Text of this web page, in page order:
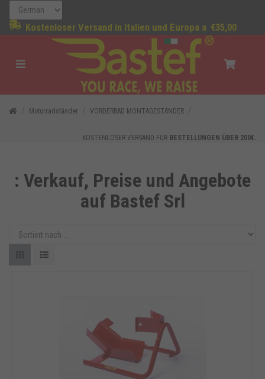
Kostenloser Versand in Italien und Europa a €35,00
Motorradständer VORDERRAD MONTAGESTÄNDER
KOSTENLOSER VERSAND FÜR BESTELLUNGEN ÜBER 200€.
: Verkauf, Preise und Angebote
auf Bastef Srl